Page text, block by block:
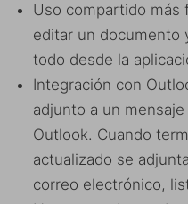
Uso compartido más
editar un documento
todo desde la
Integración con
adjunto a un
Outlook. Cuando
actualizado se
correo electrónico,